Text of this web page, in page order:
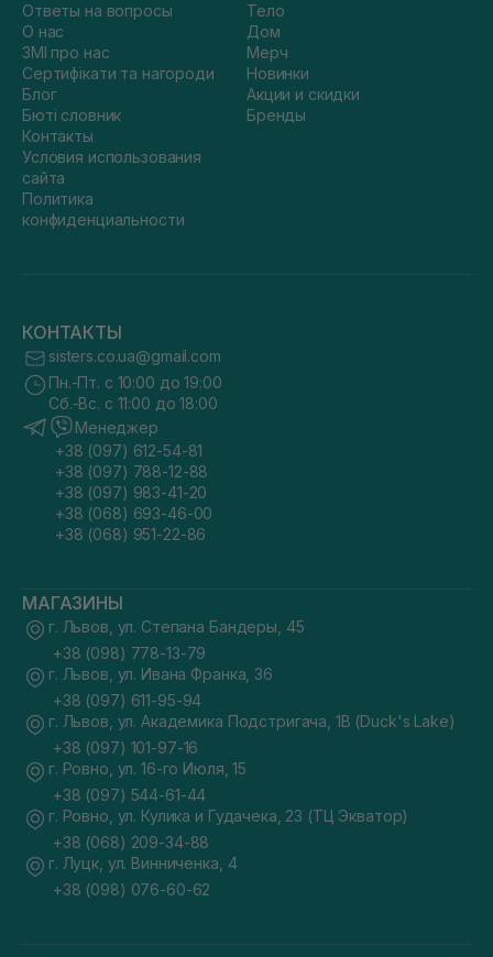
Ответы на вопросы
О нас
ЗМІ про нас
Сертифікати та нагороди
Блог
Бюті словник
Контакты
Условия использования
сайта
Политика
конфиденциальности
Тело
Дом
Мерч
Новинки
Акции и скидки
Бренды
КОНТАКТЫ
sisters.co.ua@gmail.com
Пн.-Пт. с 10:00 до 19:00
Сб.-Вс. с 11:00 до 18:00
Менеджер
+38 (097) 612-54-81
+38 (097) 788-12-88
+38 (097) 983-41-20
+38 (068) 693-46-00
+38 (068) 951-22-86
МАГАЗИНЫ
г. Львов, ул. Степана Бандеры, 45
+38 (098) 778-13-79
г. Львов, ул. Ивана Франка, 36
+38 (097) 611-95-94
г. Львов, ул. Академика Подстригача, 1В (Duck's Lake)
+38 (097) 101-97-16
г. Ровно, ул. 16-го Июля, 15
+38 (097) 544-61-44
г. Ровно, ул. Кулика и Гудачека, 23 (ТЦ Экватор)
+38 (068) 209-34-88
г. Луцк, ул. Винниченка, 4
+38 (098) 076-60-62